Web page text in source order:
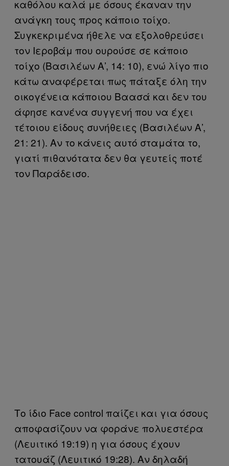
καθόλου καλά με όσους έκαναν την
ανάγκη τους προς κάποιο τοίχο.
Συγκεκριμένα ήθελε να εξολοθρεύσει
τον Ιεροβάμ που ουρούσε σε κάποιο
τοίχο (Βασιλέων Α’, 14: 10), ενώ λίγο πιο
κάτω αναφέρεται πως πάταξε όλη την
οικογένεια κάποιου Βαασά και δεν του
άφησε κανένα συγγενή που να έχει
τέτοιου είδους συνήθειες (Βασιλέων Α’,
21: 21). Αν το κάνεις αυτό σταμάτα το,
γιατί πιθανότατα δεν θα γευτείς ποτέ
τον Παράδεισο.
Το ίδιο Face control παίζει και για όσους
αποφασίζουν να φοράνε πολυεστέρα
(Λευιτικό 19:19) η για όσους έχουν
τατουάζ (Λευιτικό 19:28). Αν δηλαδή